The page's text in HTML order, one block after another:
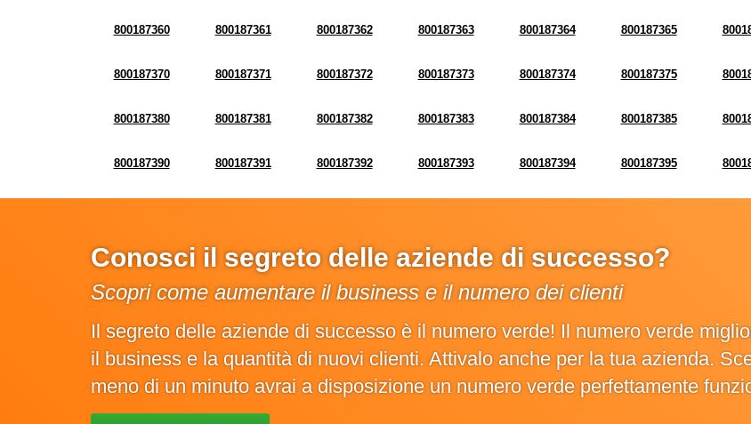
800187360 800187361 800187362 800187363 800187364 800187365
800187370 800187371 800187372 800187373 800187374 800187375
800187380 800187381 800187382 800187383 800187384 800187385
800187390 800187391 800187392 800187393 800187394 800187395
Conosci il segreto delle aziende di successo?
Scopri come aumentare il business e il numero dei clienti
Il segreto delle aziende di successo è il numero verde! Il numero verde
il business e la quantità di nuovi clienti. Attivalo anche per la tua azienda.
meno di un minuto avrai a disposizione un numero verde perfettamente